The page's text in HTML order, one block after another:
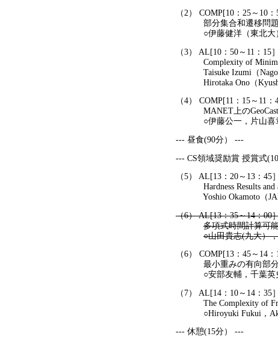
（2） COMP[10：25～10：
部分集合和遷移問題
○伊藤健洋（東北大）
（3） AL[10：50～11：15］
Complexity of Minimum
Taisuke Izumi（Nagoya
Hirotaka Ono（Kyushu
（4） COMP[11：15～11：
MANET上のGeoCastの
○伊藤公一，片山喜章
--- 昼食(90分） ---
--- CS領域奨励賞 授賞式
（5） AL[13：20～13：45］
Hardness Results and an
Yoshio Okamoto（
（6） AL[13：35～14：00
多項式時間計算可
○山田貴志(九大）
（6） COMP[13：45～14：
最小重みの有向部分木
○安部友輔，千葉英史
（7） AL[14：10～14：35］
The Complexity of
○Hiroyuki Fukui，Akihiro
--- 休憩(15分） ---